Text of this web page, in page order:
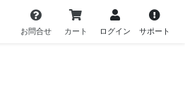
お問合せ カート ログイン サポート